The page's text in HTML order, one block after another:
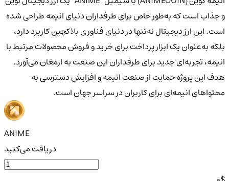
و جذاب است که به‌طور خاص برای طرفداران دنیای انیمه طراحی شده
است. این ارز دیجیتال نه‌تنها در دنیای فناوری بلاکچین کاربرد دارد،
بلکه به‌عنوان یک ابزار پرداخت برای خرید و فروش محصولات مرتبط با
انیمه، تجربه‌ای جدید برای طرفداران این صنعت به ارمغان می‌آورد.
هدف این پروژه حمایت از صنعت انیمه و افزایش دسترسی به
محتواهای انیمه‌ای برای کاربران در سراسر جهان است.
ANIME
دریافت می‌کنید